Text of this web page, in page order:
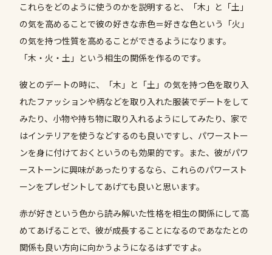
これらをどのように使うのかを説明すると、「木」と「土」
の気を高めることで彼の好きな赤色＝好きな色という「火」
の気を持つ性質を高めることができるようになります。
「木・火・土」という相生の関係を作るのです。
彼とのデートの時に、「木」と「土」の気を持つ色を取り入
れたファッションや柄などを取り入れた服装でデートをして
みたり、小物や持ち物に取り入れるようにしてみたり、家で
はインテリアを使うなどするのも良いですし、パワーストー
ンを身に付けておくというのも効果的です。また、彼がパワ
ーストーンに興味があったりするなら、これらのパワースト
ーンをプレゼントしてあげても良いと思います。
赤が好きという色から読み解いた性格を相生の関係にして高
めてあげることで、彼が成長することになるのであなたとの
関係も良い方向に向かうようになるはずですよ。